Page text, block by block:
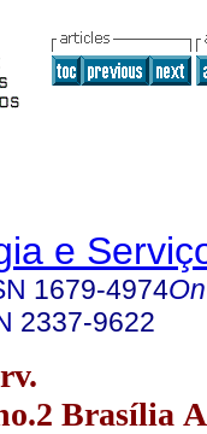
e
1679-4974
2337-9622
Brasília